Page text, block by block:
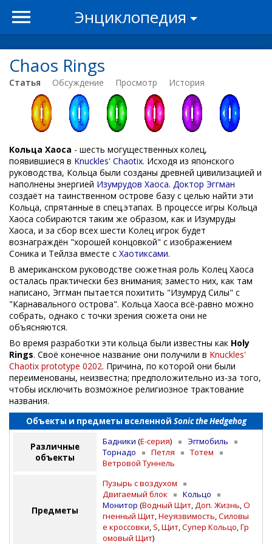
Энциклопедия
Chaos Rings
Статья Обсуждение Просмотр История
Кольца Хаоса - шесть могущественных колец,
появившиеся в Knuckles' Chaotix. Исходя из японского
руководства, Кольца были созданы древней цивилизацией и
наполнены энергией Изумрудов Хаоса. Доктор Эггман
создаёт на таинственном острове базу с целью найти эти
Кольца, спрятанные в спец.этапах. В процессе игры Кольца
Хаоса собираются таким же образом, как и Изумруды
Хаоса, и за сбор всех шести Колец игрок будет
вознаграждён "хорошей концовкой" с изображением
Соника и Тейлза вместе с Хаотиксами.
В американском руководстве сюжетная роль Колец Хаоса
осталась практически без внимания; заместо них, как там
написано, Эггман пытается похитить "Изумруд Силы" с
"Карнавального острова". Кольца Хаоса всё-равно можно
собрать, однако с точки зрения сюжета они не
объясняются.
Во время разработки эти кольца были известны как Holy
Rings. Своё конечное название они получили в Knuckles'
Chaotix prototype 0202. Причина, по которой они были
переименованы, неизвестна; предположительно из-за того,
чтобы исключить возможное религиозное трактование
названия.
Объекты и предметы вселенной Sonic the Hedgehog
Различные
объекты
Бадники (Е-серия)
Эггмобиль
Торнадо
Петля
Тотем
Ветровой Туннель
Предметы
Пузырь с воздухом
Двигаемый блок
Кольцо
Монитор (Водный Щит,Доп. Жизнь,О
гненный Щит,Неуязвимость,Силовы
е кроссовки, S,Щит,Супер Кольцо,Гр
омовый Щит)